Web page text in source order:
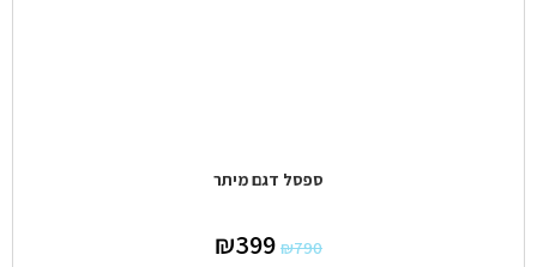
ספסל דגם מיתר
₪790
₪399